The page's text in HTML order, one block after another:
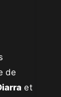
de
et